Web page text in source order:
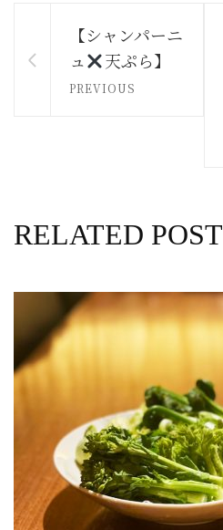
【シャンパーニ
ュ
天ぷら】
PREVIOUS
RELATED